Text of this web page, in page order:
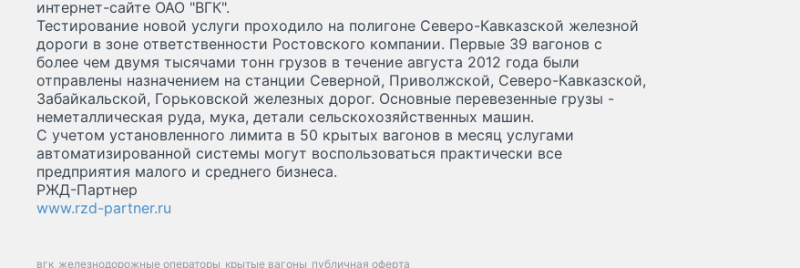
интернет-сайте ОАО "ВГК".
Тестирование новой услуги проходило на полигоне Северо-Кавказской железной
дороги в зоне ответственности Ростовского компании. Первые 39 вагонов с
более чем двумя тысячами тонн грузов в течение августа 2012 года были
отправлены назначением на станции Северной, Приволжской, Северо-Кавказской,
Забайкальской, Горьковской железных дорог. Основные перевезенные грузы -
неметаллическая руда, мука, детали сельскохозяйственных машин.
С учетом установленного лимита в 50 крытых вагонов в месяц услугами
автоматизированной системы могут воспользоваться практически все
предприятия малого и среднего бизнеса.
РЖД-Партнер
www.rzd-partner.ru
вгк железнодорожные операторы крытые вагоны публичная оферта